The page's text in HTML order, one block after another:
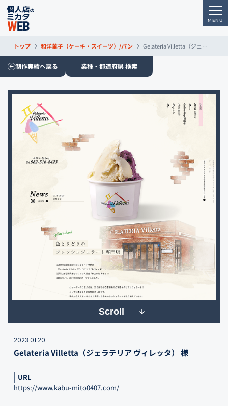
トップ 和洋菓子（ケーキ・スイーツ）/パン Gelateria Villetta（ジェラテリア ヴィレッタ）
制作実績へ戻る 業種・都道府県 検索
Scroll
2023.01.20
Gelateria Villetta（ジェラテリア ヴィレッタ） 様
URL
https://www.kabu-mito0407.com/